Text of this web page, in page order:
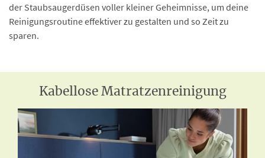
der Staubsaugerdüsen voller kleiner Geheimnisse, um deine
Reinigungsroutine effektiver zu gestalten und so Zeit zu
sparen.
Kabellose Matratzenreinigung